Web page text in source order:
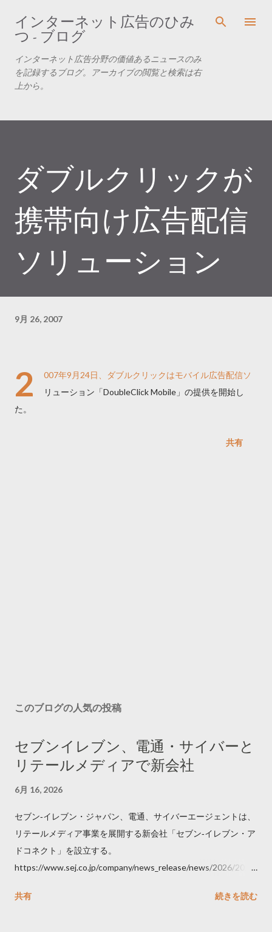
スキップしてメイン コンテンツに移動
インターネット広告のひみ
つ - ブログ
インターネット広告分野の価値あるニュースのみ
を記録するブログ。アーカイブの閲覧と検索は右
上から。
ダブルクリックが
携帯向け広告配信
ソリューション
9月 26, 2007
2
007年9月24日、ダブルクリックはモバイル広告配信ソ
リューション「DoubleClick Mobile」の提供を開始し
た。
共有
このブログの人気の投稿
セブンイレブン、電通・サイバーと
リテールメディアで新会社
6月 16, 2026
セブン‐イレブン・ジャパン、電通、サイバーエージェントは、
リテールメディア事業を展開する新会社「セブン‐イレブン・ア
ドコネクト」を設立する。
https://www.sej.co.jp/company/news_release/news/2026/2026
共有
続きを読む